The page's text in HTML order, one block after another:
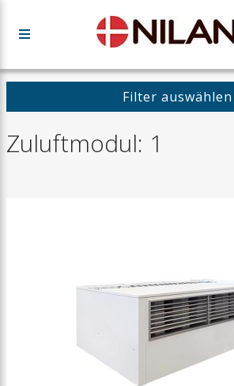
Filter auswählen
Zuluftmodul: 1